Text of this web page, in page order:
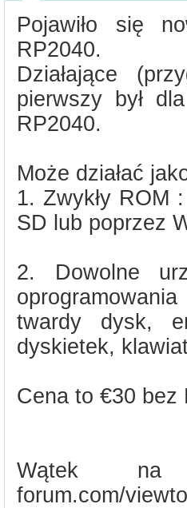
Pojawiło się
RP2040.
Działające
pierwszy był
RP2040.
Może działać
1. Zwykły ROM
SD lub poprzez
2. Dowolne
twardy dysk,
dyskietek,
Cena to €30 bez
Wątek na
forum.com/